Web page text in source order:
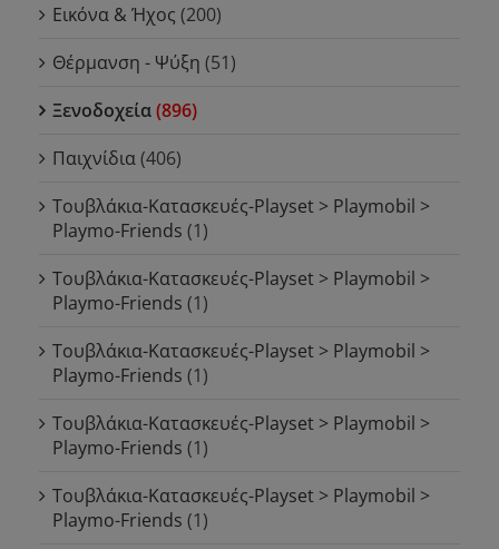
Εικόνα & Ήχος (200)
Θέρμανση - Ψύξη (51)
Ξενοδοχεία(896)
Παιχνίδια(406)
Τουβλάκια-Κατασκευές-Playset > Playmobil >
Playmo-Friends (1)
Τουβλάκια-Κατασκευές-Playset > Playmobil >
Playmo-Friends (1)
Τουβλάκια-Κατασκευές-Playset > Playmobil >
Playmo-Friends (1)
Τουβλάκια-Κατασκευές-Playset > Playmobil >
Playmo-Friends (1)
Τουβλάκια-Κατασκευές-Playset > Playmobil >
Playmo-Friends (1)